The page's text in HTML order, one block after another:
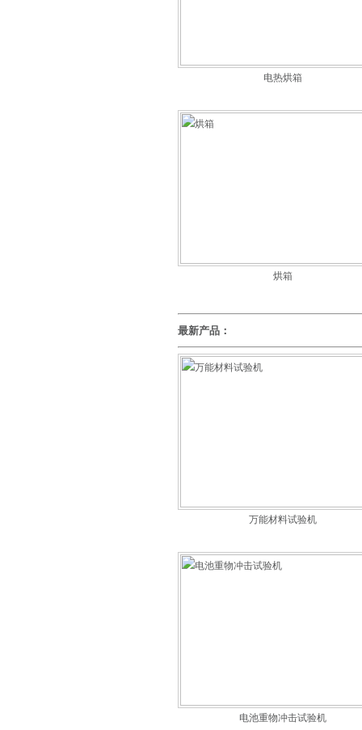
电热烘箱
烘箱
最新产品：
万能材料试验机
电池重物冲击试验机